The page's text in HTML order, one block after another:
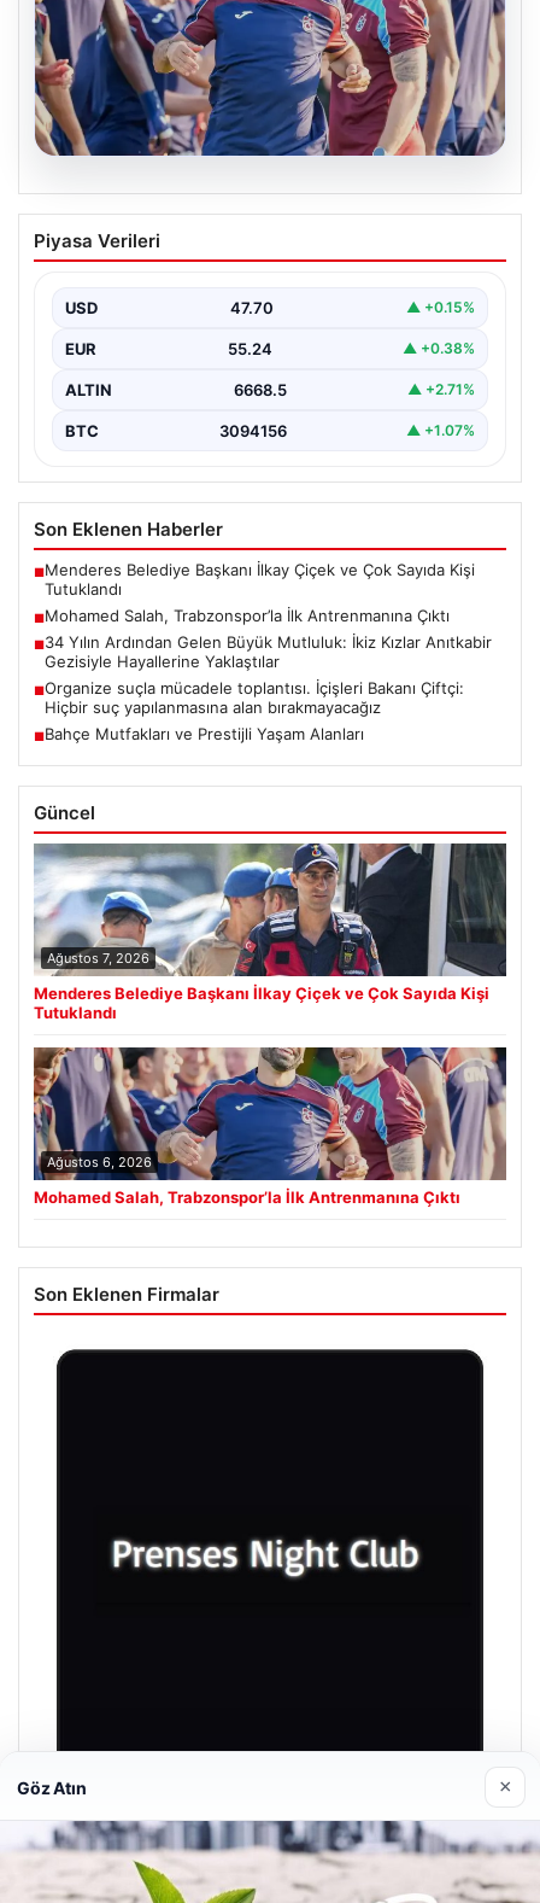
Mohamed Salah, Trabzonspor’la İlk
Antrenmanına Çıktı
mavili formayla ilk resmi idmanına katıldı. Sezon öncesi
hazırlıklarının…
Piyasa Verileri
USD 47.70 ▲ +0.15%
EUR 55.24 ▲ +0.38%
ALTIN 6668.5 ▲ +2.71%
BTC 3094156 ▲ +1.07%
Son Eklenen Haberler
■Menderes Belediye Başkanı İlkay Çiçek ve Çok Sayıda Kişi
Tutuklandı
■Mohamed Salah, Trabzonspor’la İlk Antrenmanına Çıktı
■34 Yılın Ardından Gelen Büyük Mutluluk: İkiz Kızlar Anıtkabir
Gezisiyle Hayallerine Yaklaştılar
■Organize suçla mücadele toplantısı. İçişleri Bakanı Çiftçi:
Hiçbir suç yapılanmasına alan bırakmayacağız
■Bahçe Mutfakları ve Prestijli Yaşam Alanları
Güncel
Ağustos 7, 2026
Menderes Belediye Başkanı İlkay Çiçek ve Çok Sayıda Kişi
Tutuklandı
Ağustos 6, 2026
Mohamed Salah, Trabzonspor’la İlk Antrenmanına Çıktı
Son Eklenen Firmalar
Prenses Night Club
Nisan 29, 2026
Göz Atın ×